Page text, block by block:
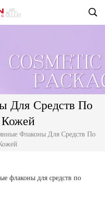
Для Средств По
Кожей
Флаконы Для Средств По
флаконы для средств по